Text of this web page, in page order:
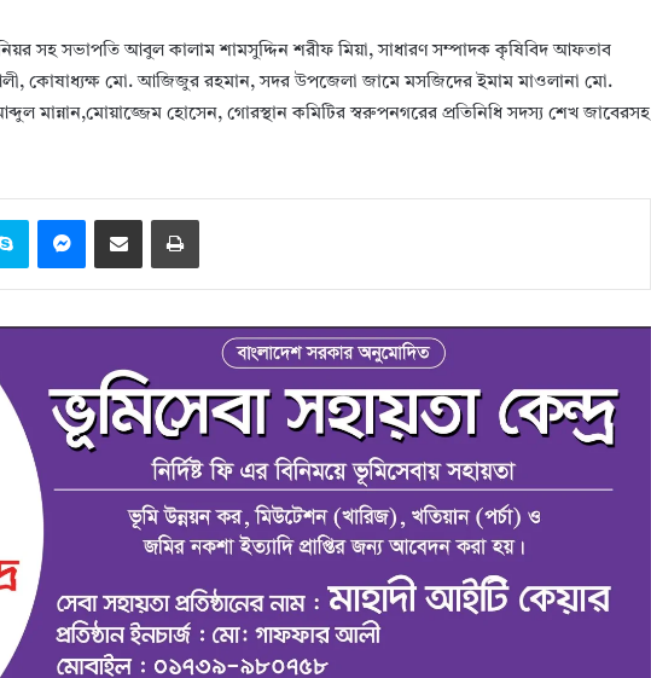
সহ সভাপতি আবুল কালাম শামসুদ্দিন শরীফ মিয়া, সাধারণ সম্পাদক কৃষিবিদ আফতাব
কোষাধ্যক্ষ মো. আজিজুর রহমান, সদর উপজেলা জামে মসজিদের ইমাম মাওলানা মো.
মান্নান,মোয়াজ্জেম হোসেন, গোরস্থান কমিটির স্বরুপনগরের প্রতিনিধি সদস্য শেখ জাবেরসহ
Skype MessengerShare via Email Print